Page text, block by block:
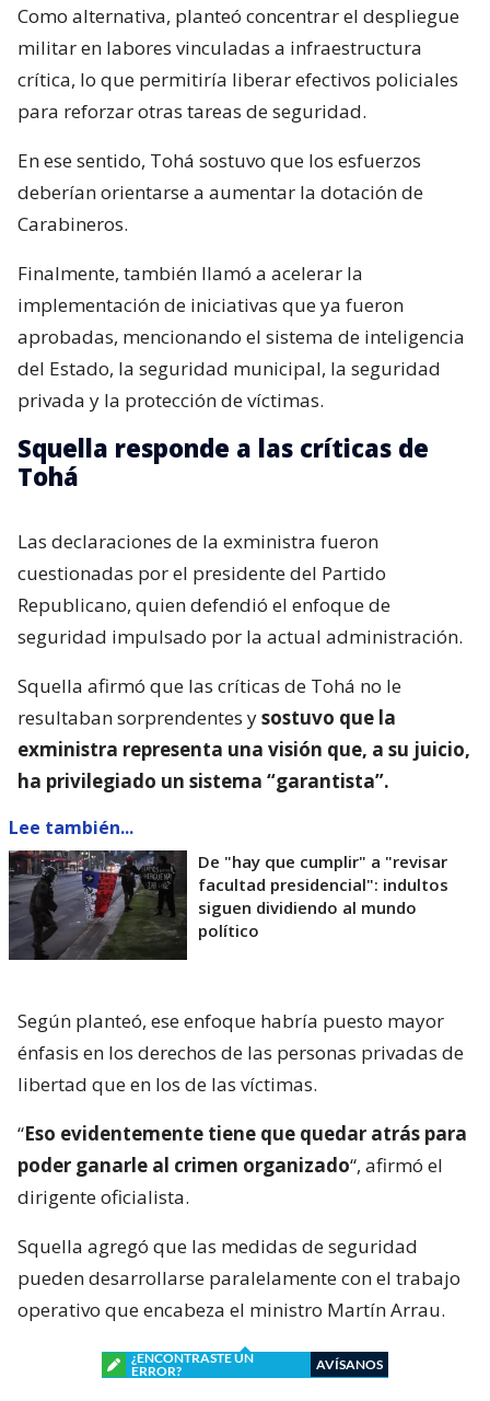
Como alternativa, planteó concentrar el despliegue
militar en labores vinculadas a infraestructura
crítica, lo que permitiría liberar efectivos policiales
para reforzar otras tareas de seguridad.
En ese sentido, Tohá sostuvo que los esfuerzos
deberían orientarse a aumentar la dotación de
Carabineros.
Finalmente, también llamó a acelerar la
implementación de iniciativas que ya fueron
aprobadas, mencionando el sistema de inteligencia
del Estado, la seguridad municipal, la seguridad
privada y la protección de víctimas.
Squella responde a las críticas de
Tohá
Las declaraciones de la exministra fueron
cuestionadas por el presidente del Partido
Republicano, quien defendió el enfoque de
seguridad impulsado por la actual administración.
Squella afirmó que las críticas de Tohá no le
resultaban sorprendentes ysostuvo que la
exministra representa una visión que, a su juicio,
ha privilegiado un sistema “garantista”.
Lee también...
De "hay que cumplir" a "revisar
facultad presidencial": indultos
siguen dividiendo al mundo
político
Según planteó, ese enfoque habría puesto mayor
énfasis en los derechos de las personas privadas de
libertad que en los de las víctimas.
“Eso evidentemente tiene que quedar atrás para
poder ganarle al crimen organizado“, afirmó el
dirigente oficialista.
Squella agregó que las medidas de seguridad
pueden desarrollarse paralelamente con el trabajo
operativo que encabeza el ministro Martín Arrau.
¿ENCONTRASTE UN
ERROR?
AVÍSANOS